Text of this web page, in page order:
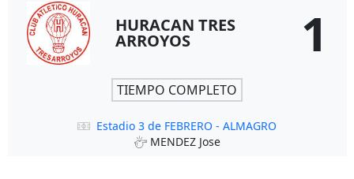
HURACAN TRES
ARROYOS 1
TIEMPO COMPLETO
Estadio 3 de FEBRERO - ALMAGRO
MENDEZ Jose